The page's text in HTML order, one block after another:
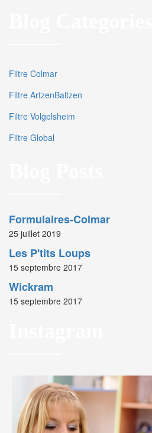
Filtre Colmar
Filtre ArtzenBaltzen
Filtre Volgelsheim
Filtre Global
Formulaires-Colmar
25 juillet 2019
Les P'tits Loups
15 septembre 2017
Wickram
15 septembre 2017